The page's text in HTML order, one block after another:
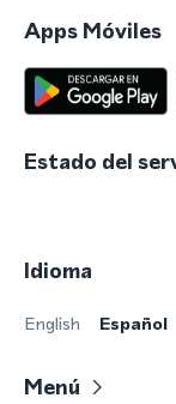
Apps Móviles
Estado del
Idioma
English Español
Menú